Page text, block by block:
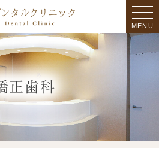
MENU
正歯科